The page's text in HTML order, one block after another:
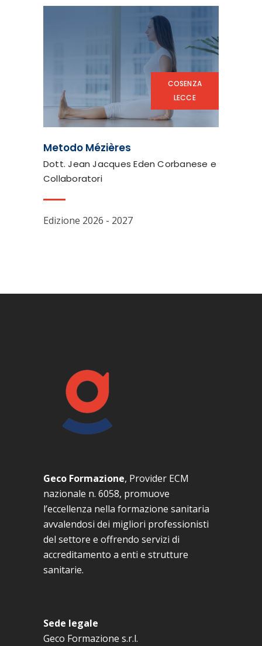
COSENZA
LECCE
Metodo Mézières
Dott. Jean Jacques Eden Corbanese e
Collaboratori
Edizione 2026 - 2027
Geco Formazione, Provider ECM
nazionale n. 6058, promuove
l’eccellenza nella formazione sanitaria
avvalendosi dei migliori professionisti
del settore e offrendo servizi di
accreditamento a enti e strutture
sanitarie.
Sede legale
Geco Formazione s.r.l.